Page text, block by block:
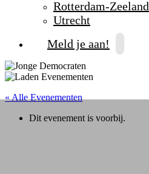
Rotterdam-Zeeland
Utrecht
Meld je aan!
« Alle Evenementen
Dit evenement is voorbij.